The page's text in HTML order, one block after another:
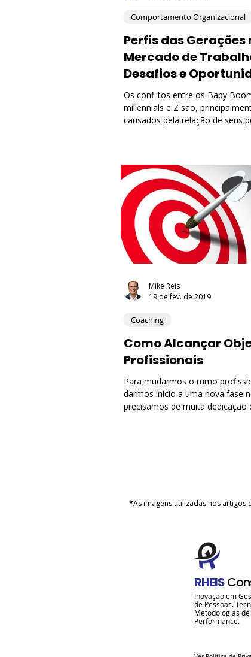
Meio Ambiente e ESG
Perfis das Gerações
Mercado de
Desafios e
para as Empresas
Os conflitos entre os Baby
millennials e Z são,
causados pela relação de seus
Comportamento Organizacional
Como Alcançar
Profissionais
Para mudarmos o rumo
darmos início a uma nova fase
precisamos de muita dedicação
Coaching
Mike Reis
19 de fev. de 2019
*As imagens utilizadas nos artigos
RHEIS
Inovação em
de Pessoas.
Metodologias
Performance.